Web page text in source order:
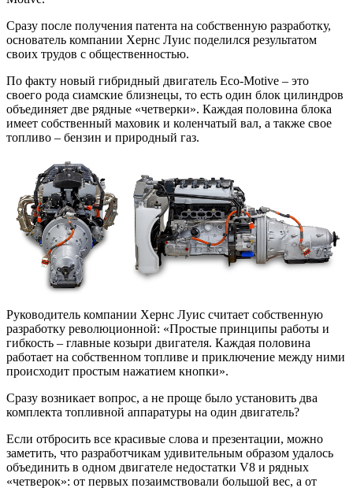
Сразу после получения патента на собственную разработку,
основатель компании Хернс Луис поделился результатом
своих трудов с общественностью.
По факту новый гибридный двигатель Eco-Motive – это
своего рода сиамские близнецы, то есть один блок цилиндров
объединяет две рядные «четверки». Каждая половина блока
имеет собственный маховик и коленчатый вал, а также свое
топливо – бензин и природный газ.
Руководитель компании Хернс Луис считает собственную
разработку революционной: «Простые принципы работы и
гибкость – главные козыри двигателя. Каждая половина
работает на собственном топливе и приключение между ними
происходит простым нажатием кнопки».
Сразу возникает вопрос, а не проще было установить два
комплекта топливной аппаратуры на один двигатель?
Если отбросить все красивые слова и презентации, можно
заметить, что разработчикам удивительным образом удалось
объединить в одном двигателе недостатки V8 и рядных
«четверок»: от первых позаимствовали большой вес, а от